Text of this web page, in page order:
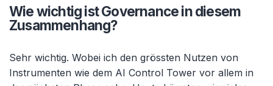
Wie wichtig ist Governance in diesem
Zusammenhang?
Sehr wichtig. Wobei ich den grössten Nutzen von
Instrumenten wie dem AI Control Tower vor allem in